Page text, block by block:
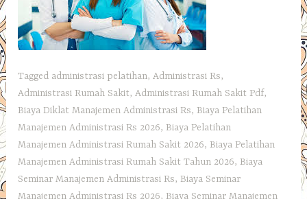
Tagged administrasi pelatihan,Administrasi Rs,
Administrasi Rumah Sakit,Administrasi Rumah Sakit Pdf,
Biaya Diklat Manajemen Administrasi Rs, Biaya Pelatihan
Manajemen Administrasi Rs 2026, Biaya Pelatihan
Manajemen Administrasi Rumah Sakit 2026, Biaya Pelatihan
Manajemen Administrasi Rumah Sakit Tahun 2026, Biaya
Seminar Manajemen Administrasi Rs, Biaya Seminar
Manajemen Administrasi Rs 2026, Biaya Seminar Manajemen